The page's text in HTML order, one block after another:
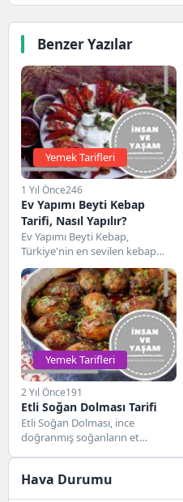
Benzer Yazılar
Yemek Tarifleri
1 Yıl Önce246
Ev Yapımı Beyti Kebap
Tarifi, Nasıl Yapılır?
Ev Yapımı Beyti Kebap,
Türkiye'nin en sevilen kebap
çeşitlerinden biridir. Özellikle
kıyma, baharatlar ve pide...
Yemek Tarifleri
2 Yıl Önce191
Etli Soğan Dolması Tarifi
Etli Soğan Dolması, ince
doğranmış soğanların et
yemektir....
Hava Durumu